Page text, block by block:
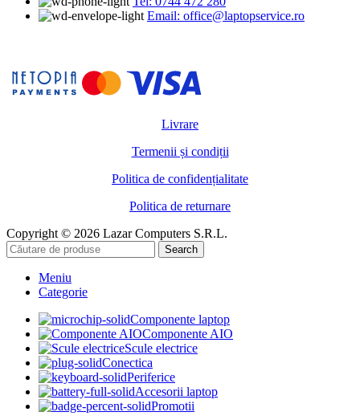
Email: office@laptopservice.ro
Livrare
Termenii și condiții
Politica de confidențialitate
Politica de returnare
Copyright © 2026 Lazar Computers S.R.L.
Search
Meniu
Categorie
Componente laptop
Componente AIO
Scule electrice
Conectica
Periferice
Accesorii laptop
Promotii